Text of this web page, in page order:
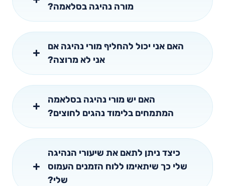
מורה נהיגה בסלאמה?
האם אני יכול להחליף מורי נהיגה אם
אני לא מרוצה?
האם יש מורי נהיגה בסלאמה
המתמחים בלימוד נהגים לחוצים?
כיצד ניתן לתאם את שיעורי הנהיגה
שלי כך שיתאימו ללוח הזמנים העמוס
שלי?